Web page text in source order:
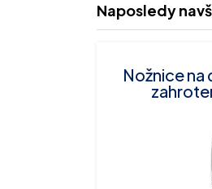
Naposledy
Nožnice na